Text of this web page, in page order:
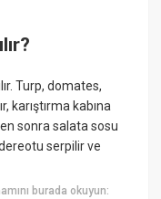
Turp, domates,
karıştırma kabına
sonra salata sosu
serpilir ve
burada okuyun: